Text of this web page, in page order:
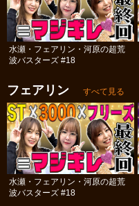
水瀬・フェアリン・河原の超荒
波バスターズ #18
フェアリン すべて見る
水瀬・フェアリン・河原の超荒
波バスターズ #18